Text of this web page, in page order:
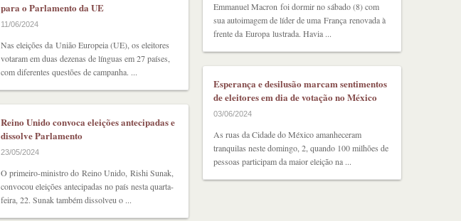
Emmanuel Macron foi dormir no sábado (8) com
sua autoimagem de líder de uma França renovada à
frente da Europa lustrada. Havia ...
para o Parlamento da UE
11/06/2024
Nas eleições da União Europeia (UE), os eleitores
votaram em duas dezenas de línguas em 27 países,
com diferentes questões de campanha. ...
Esperança e desilusão marcam sentimentos
de eleitores em dia de votação no México
03/06/2024
As ruas da Cidade do México amanheceram
tranquilas neste domingo, 2, quando 100 milhões de
pessoas participam da maior eleição na ...
Reino Unido convoca eleições antecipadas e
dissolve Parlamento
23/05/2024
O primeiro-ministro do Reino Unido, Rishi Sunak,
convocou eleições antecipadas no país nesta quarta-
feira, 22. Sunak também dissolveu o ...